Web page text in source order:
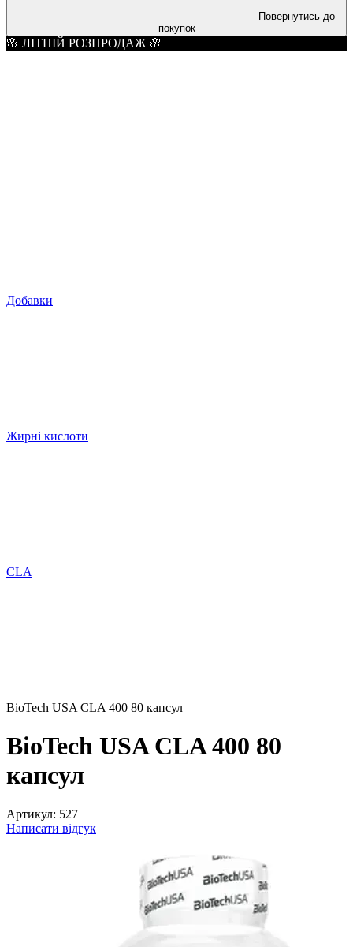
Повернутись до
покупок
🌸 ЛІТНІЙ РОЗПРОДАЖ 🌸
Добавки
Жирні кислоти
CLA
BioTech USA CLA 400 80 капсул
BioTech USA CLA 400 80
капсул
Артикул: 527
Написати відгук